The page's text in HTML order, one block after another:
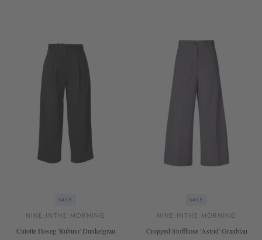
SALE
NINE:INTHE:MORNING
Culotte Hoseg 'Rubino' Dunkelgrau
SALE
NINE:INTHE:MORNING
Cropped Stoffhose 'Astrid' Graublau